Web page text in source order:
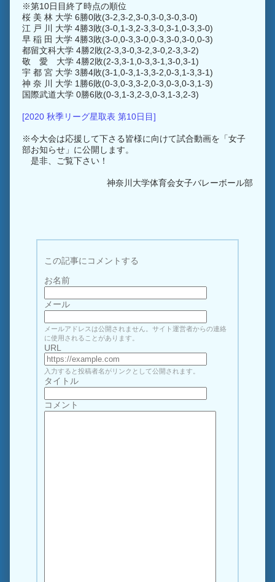
※第10日目終了時点の順位
桜 美 林 大学 6勝0敗(3-2,3-2,3-0,3-0,3-0,3-0)
江 戸 川 大学 4勝3敗(3-0,1-3,2-3,3-0,3-1,0-3,3-0)
早 稲 田 大学 4勝3敗(3-0,0-3,3-0,0-3,3-0,3-0,0-3)
都留文科大学 4勝2敗(2-3,3-0,3-2,3-0,2-3,3-2)
敬 愛 大学 4勝2敗(2-3,3-1,0-3,3-1,3-0,3-1)
宇 都 宮 大学 3勝4敗(3-1,0-3,1-3,3-2,0-3,1-3,3-1)
神 奈 川 大学 1勝6敗(0-3,0-3,3-2,0-3,0-3,0-3,1-3)
国際武道大学 0勝6敗(0-3,1-3,2-3,0-3,1-3,2-3)
[2020 秋季リーグ星取表 第10日目]
※今大会は応援して下さる皆様に向けて試合動画を「女子
部お知らせ」に公開します。
是非、ご覧下さい！
神奈川大学体育会女子バレーボール部
この記事にコメントする
お名前
メール
メールアドレスは公開されません。サイト運営者からの連絡
に使用されることがあります。
URL
入力すると投稿者名がリンクとして公開されます。
タイトル
コメント